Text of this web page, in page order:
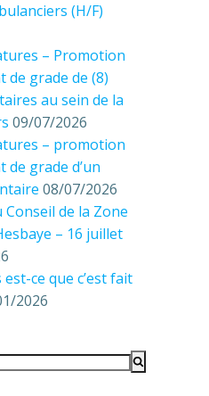
(H/F)
– Promotion
de grade de (8)
au sein de la
09/07/2026
– promotion
de grade d’un
08/07/2026
de la Zone
– 16 juillet
est-ce que c’est fait
2026